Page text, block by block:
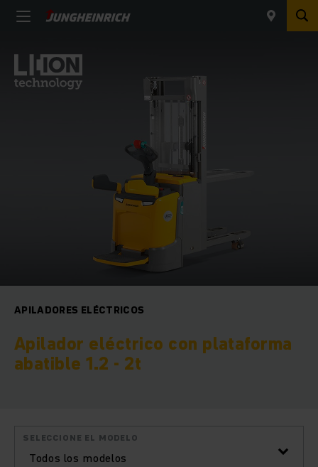
APILADORES ELÉCTRICOS
Apilador eléctrico con plataforma
abatible 1.2 - 2t
Todos los modelos
SELECCIONE EL MODELO